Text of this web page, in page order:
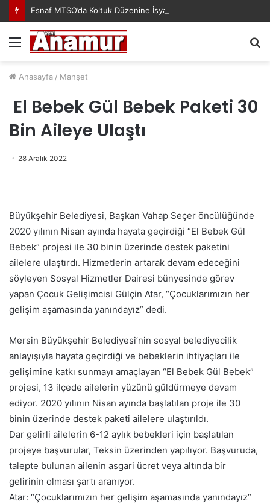
Esnaf MTSO’da Koltuk Düzenine İsyan Etti!
Menü
Anasayfa / Manşet
El Bebek Gül Bebek Paketi 30
Bin Aileye Ulaştı
28 Aralık 2022
Büyükşehir Belediyesi, Başkan Vahap Seçer öncülüğünde
2020 yılının Nisan ayında hayata geçirdiği “El Bebek Gül
Bebek” projesi ile 30 binin üzerinde destek paketini
ailelere ulaştırdı. Hizmetlerin artarak devam edeceğini
söyleyen Sosyal Hizmetler Dairesi bünyesinde görev
yapan Çocuk Gelişimcisi Gülçin Atar, “Çocuklarımızın her
gelişim aşamasında yanındayız” dedi.
Mersin Büyükşehir Belediyesi’nin sosyal belediyecilik
anlayışıyla hayata geçirdiği ve bebeklerin ihtiyaçları ile
gelişimine katkı sunmayı amaçlayan “El Bebek Gül Bebek”
projesi, 13 ilçede ailelerin yüzünü güldürmeye devam
ediyor. 2020 yılının Nisan ayında başlatılan proje ile 30
binin üzerinde destek paketi ailelere ulaştırıldı.
Dar gelirli ailelerin 6-12 aylık bebekleri için başlatılan
projeye başvurular, Teksin üzerinden yapılıyor. Başvuruda,
talepte bulunan ailenin asgari ücret veya altında bir
gelirinin olması şartı aranıyor.
Atar: “Çocuklarımızın her gelişim aşamasında yanındayız”